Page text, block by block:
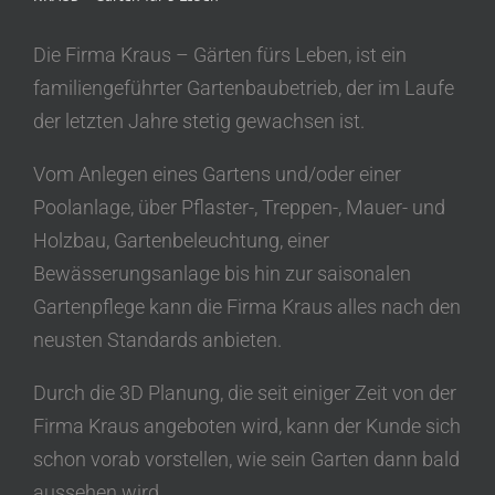
Die Firma Kraus – Gärten fürs Leben, ist ein
familiengeführter Gartenbaubetrieb, der im Laufe
der letzten Jahre stetig gewachsen ist.
Vom Anlegen eines Gartens und/oder einer
Poolanlage, über Pflaster-, Treppen-, Mauer- und
Holzbau, Gartenbeleuchtung, einer
Bewässerungsanlage bis hin zur saisonalen
Gartenpflege kann die Firma Kraus alles nach den
neusten Standards anbieten.
Durch die 3D Planung, die seit einiger Zeit von der
Firma Kraus angeboten wird, kann der Kunde sich
schon vorab vorstellen, wie sein Garten dann bald